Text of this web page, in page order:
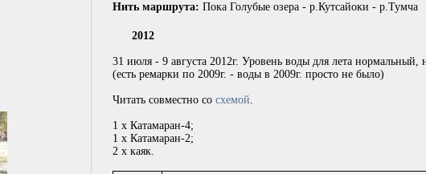
Нить маршрута: Пока Голубые озера - р.Кутсайоки - р.Тумча
2012
31 июля - 9 августа 2012г. Уровень воды для лета нормальный,
(есть ремарки по 2009г. - воды в 2009г. просто не было)
Читать совместно со схемой.
1 х Катамаран-4;
1 х Катамаран-2;
2 х каяк.